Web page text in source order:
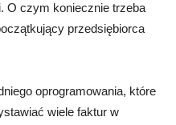
O czym koniecznie trzeba
przedsiębiorca
oprogramowania, które
wiele faktur w